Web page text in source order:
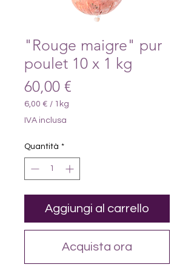
"Rouge maigre" pur
poulet 10 x 1 kg
60,00 €
6,00 € / 1kg
6,00 €
Chilogrammo
IVA inclusa
Quantità *
Aggiungi al carrello
Acquista ora